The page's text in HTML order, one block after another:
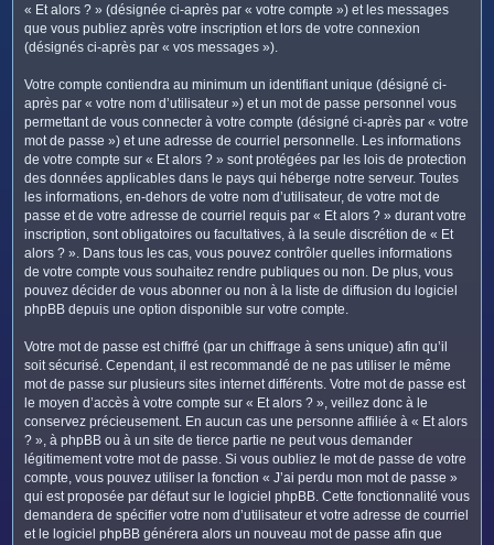
« Et alors ? » (désignée ci-après par « votre compte ») et les messages
que vous publiez après votre inscription et lors de votre connexion
(désignés ci-après par « vos messages »).
Votre compte contiendra au minimum un identifiant unique (désigné ci-
après par « votre nom d’utilisateur ») et un mot de passe personnel vous
permettant de vous connecter à votre compte (désigné ci-après par « votre
mot de passe ») et une adresse de courriel personnelle. Les informations
de votre compte sur « Et alors ? » sont protégées par les lois de protection
des données applicables dans le pays qui héberge notre serveur. Toutes
les informations, en-dehors de votre nom d’utilisateur, de votre mot de
passe et de votre adresse de courriel requis par « Et alors ? » durant votre
inscription, sont obligatoires ou facultatives, à la seule discrétion de « Et
alors ? ». Dans tous les cas, vous pouvez contrôler quelles informations
de votre compte vous souhaitez rendre publiques ou non. De plus, vous
pouvez décider de vous abonner ou non à la liste de diffusion du logiciel
phpBB depuis une option disponible sur votre compte.
Votre mot de passe est chiffré (par un chiffrage à sens unique) afin qu’il
soit sécurisé. Cependant, il est recommandé de ne pas utiliser le même
mot de passe sur plusieurs sites internet différents. Votre mot de passe est
le moyen d’accès à votre compte sur « Et alors ? », veillez donc à le
conservez précieusement. En aucun cas une personne affiliée à « Et alors
? », à phpBB ou à un site de tierce partie ne peut vous demander
légitimement votre mot de passe. Si vous oubliez le mot de passe de votre
compte, vous pouvez utiliser la fonction « J’ai perdu mon mot de passe »
qui est proposée par défaut sur le logiciel phpBB. Cette fonctionnalité vous
demandera de spécifier votre nom d’utilisateur et votre adresse de courriel
et le logiciel phpBB générera alors un nouveau mot de passe afin que